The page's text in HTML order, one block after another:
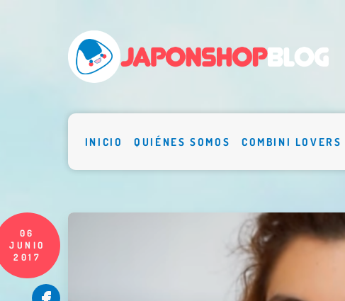
INICIO QUIÉNES SOMOS COMBINI LOVERS
06
JUNIO
2017